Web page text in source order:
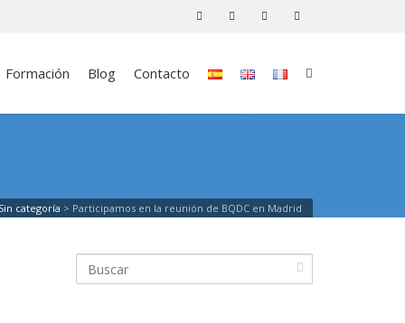
Formación Blog Contacto
Sin categoría > Participamos en la reunión de BQDC en Madrid